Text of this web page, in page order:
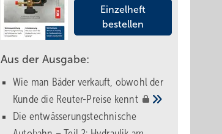
Einzelheft
bestellen
Aus der Ausgabe:
Wie man Bäder verkauft, obwohl der
Kunde die Reuter-Preise kennt
Die entwässerungstechnische